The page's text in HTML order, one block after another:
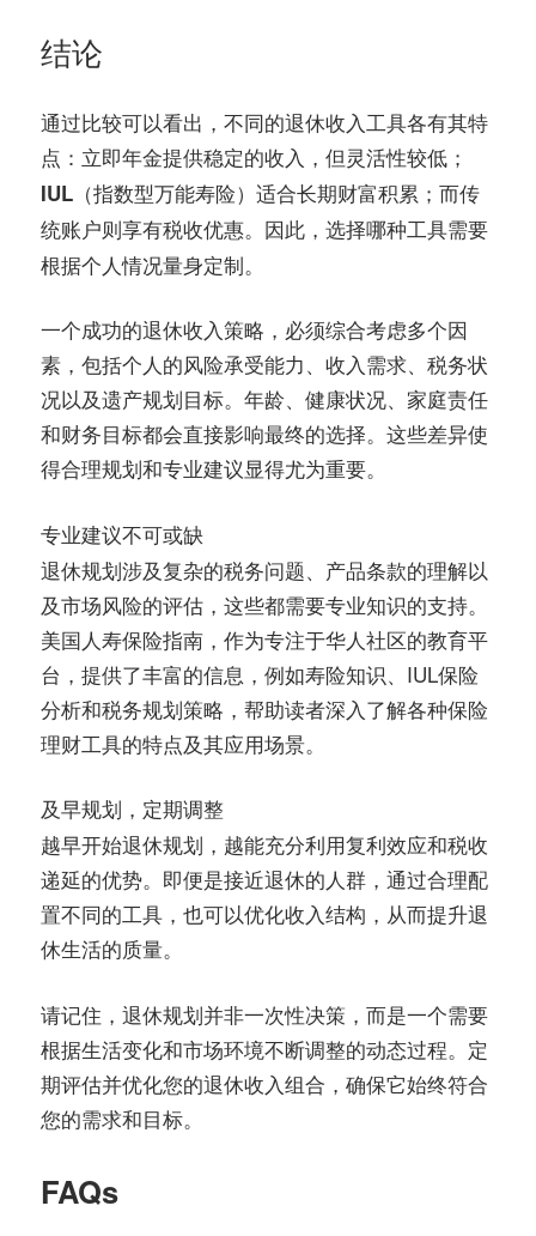
结论
通过比较可以看出，不同的退休收入工具各有其特
点： 立即年金提供稳定的收入，但灵活性较低；
IUL（指数型万能寿险） 适合长期财富积累；而传
统账户则享有税收优惠。因此，选择哪种工具需要
根据个人情况量身定制。
一个成功的退休收入策略，必须综合考虑多个因
素，包括个人的风险承受能力、收入需求、税务状
况以及遗产规划目标。年龄、健康状况、家庭责任
和财务目标都会直接影响最终的选择。这些差异使
得合理规划和专业建议显得尤为重要。
专业建议不可或缺
退休规划涉及复杂的税务问题、产品条款的理解以
及市场风险的评估，这些都需要专业知识的支持。
美国人寿保险指南，作为专注于华人社区的教育平
台，提供了丰富的信息，例如寿险知识、IUL保险
分析和税务规划策略，帮助读者深入了解各种保险
理财工具的特点及其应用场景。
及早规划，定期调整
越早开始退休规划，越能充分利用复利效应和税收
递延的优势。即便是接近退休的人群，通过合理配
置不同的工具，也可以优化收入结构，从而提升退
休生活的质量。
请记住，退休规划并非一次性决策，而是一个需要
根据生活变化和市场环境不断调整的动态过程。定
期评估并优化您的退休收入组合，确保它始终符合
您的需求和目标。
FAQs